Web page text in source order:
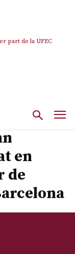
part de la UFEC
en
de